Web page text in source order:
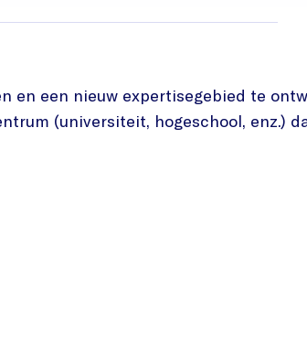
en een nieuw expertisegebied te
(universiteit, hogeschool, enz.)